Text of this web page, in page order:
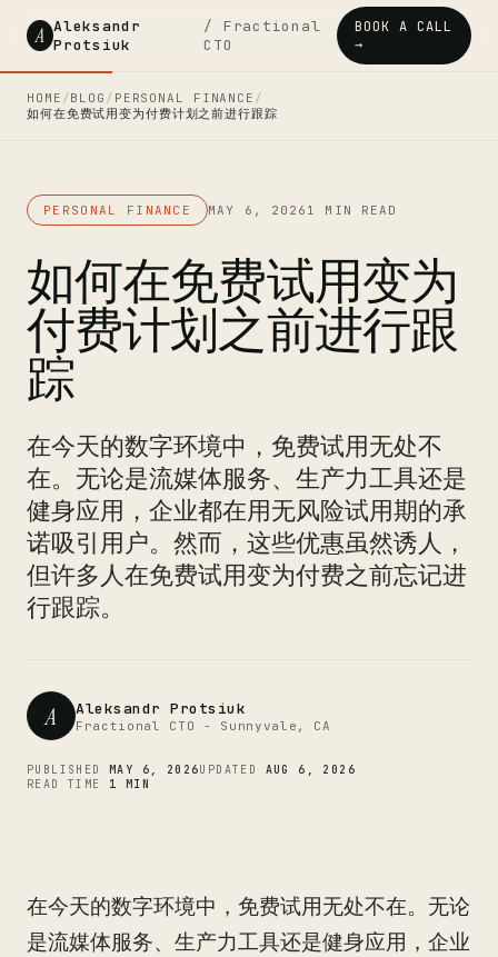
A Aleksandr
Protsiuk
/ Fractional
CTO
BOOK A CALL
→
HOME /BLOG / PERSONAL FINANCE /
如何在免费试用变为付费计划之前进行跟踪
PERSONAL FINANCE MAY 6, 2026 1 MIN READ
如何在免费试用变为
付费计划之前进行跟
踪
在今天的数字环境中，免费试用无处不
在。无论是流媒体服务、生产力工具还是
健身应用，企业都在用无风险试用期的承
诺吸引用户。然而，这些优惠虽然诱人，
但许多人在免费试用变为付费之前忘记进
行跟踪。
A Aleksandr Protsiuk
Fractional CTO - Sunnyvale, CA
PUBLISHED MAY 6, 2026UPDATED AUG 6, 2026
READ TIME 1 MIN
在今天的数字环境中，免费试用无处不在。无论
是流媒体服务、生产力工具还是健身应用，企业